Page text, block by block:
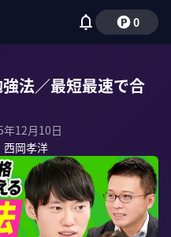
0
法／最短最速で合
年12月10日
西岡孝洋